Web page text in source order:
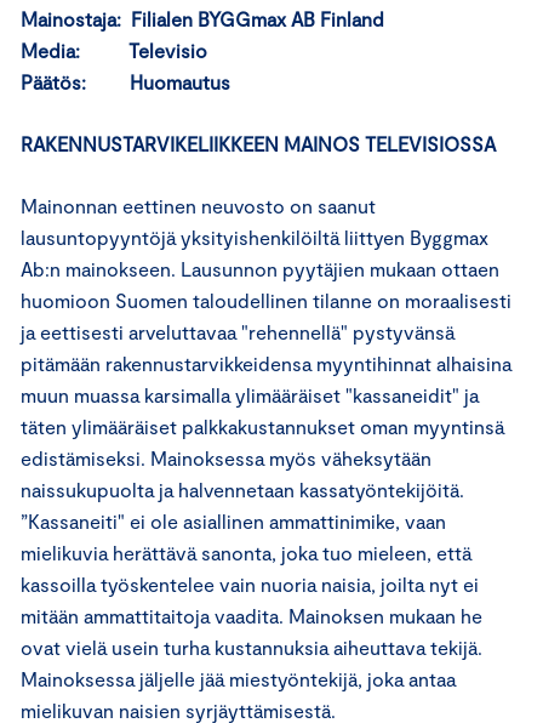
Mainostaja: Filialen BYGGmax AB Finland
Media: Televisio
Päätös: Huomautus
RAKENNUSTARVIKELIIKKEEN MAINOS TELEVISIOSSA
Mainonnan eettinen neuvosto on saanut
lausuntopyyntöjä yksityishenkilöiltä liittyen Byggmax
Ab:n mainokseen. Lausunnon pyytäjien mukaan ottaen
huomioon Suomen taloudellinen tilanne on moraalisesti
ja eettisesti arveluttavaa "rehennellä" pystyvänsä
pitämään rakennustarvikkeidensa myyntihinnat alhaisina
muun muassa karsimalla ylimääräiset "kassaneidit" ja
täten ylimääräiset palkkakustannukset oman myyntinsä
edistämiseksi. Mainoksessa myös väheksytään
naissukupuolta ja halvennetaan kassatyöntekijöitä.
”Kassaneiti" ei ole asiallinen ammattinimike, vaan
mielikuvia herättävä sanonta, joka tuo mieleen, että
kassoilla työskentelee vain nuoria naisia, joilta nyt ei
mitään ammattitaitoja vaadita. Mainoksen mukaan he
ovat vielä usein turha kustannuksia aiheuttava tekijä.
Mainoksessa jäljelle jää miestyöntekijä, joka antaa
mielikuvan naisien syrjäyttämisestä.